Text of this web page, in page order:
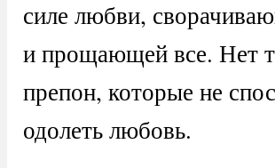
силе любви,
и прощающей все. Нет
препон, которые не
одолеть любовь.